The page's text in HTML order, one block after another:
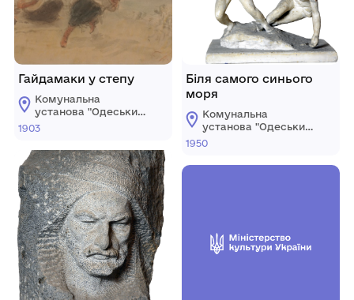
Гайдамаки у степу
Комунальна
установа "Одеський
національний
1903
Біля самого синього
моря
Комунальна
установа "Одеський
національний
1950